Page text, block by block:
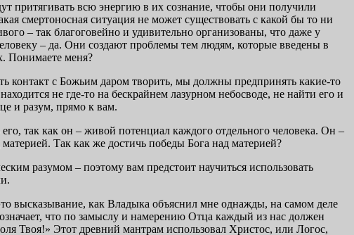
притягивать всю энергию в их сознание, чтобы они получили
смертоносная ситуация не может существовать с какой бы то ни
– так благоговейно и удивительно организованы, что даже у
– да. Они создают проблемы тем людям, которые введены в
Понимаете меня?
контакт с Божьим даром творить, мы должны предпринять какие-то
не где-то на бескрайнем лазурном небосводе, не найти его и
и разум, прямо к вам.
так как он – живой потенциал каждого отдельного человека. Он –
Так как же достичь победы Бога над материей?
разумом – поэтому вам предстоит научиться использовать
высказывание, как Владыка объяснил мне однажды, на самом деле
что по замыслу и намерению Отца каждый из нас должен
Твоя!» Этот древний мантрам использовал Христос, или Логос,